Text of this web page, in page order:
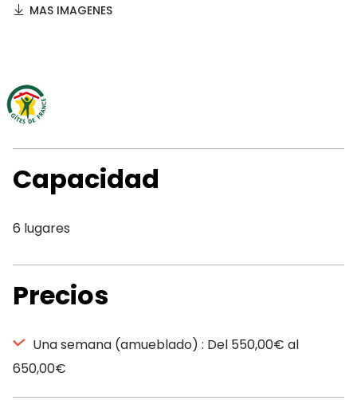
MAS IMAGENES
Capacidad
6 lugares
Precios
Una semana (amueblado) : Del 550,00€ al
650,00€